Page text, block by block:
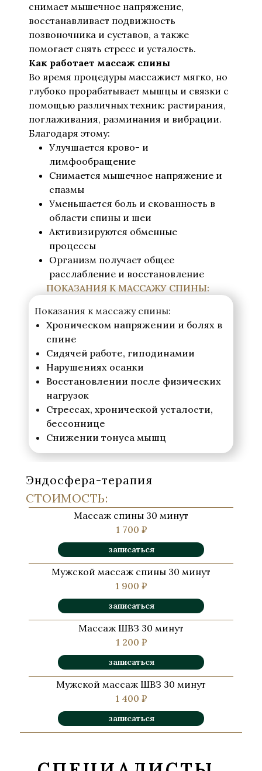
снимает мышечное напряжение,
восстанавливает подвижность
позвоночника и суставов, а также
помогает снять стресс и усталость.
Как работает массаж спины
Во время процедуры массажист мягко, но
глубоко прорабатывает мышцы и связки с
помощью различных техник: растирания,
поглаживания, разминания и вибрации.
Благодаря этому:
Улучшается крово- и
лимфообращение
Снимается мышечное напряжение и
спазмы
Уменьшается боль и скованность в
области спины и шеи
Активизируются обменные
процессы
Организм получает общее
расслабление и восстановление
ПОКАЗАНИЯ К МАССАЖУ СПИНЫ:
Показания к массажу спины:
Хроническом напряжении и болях в
спине
Сидячей работе, гиподинамии
Нарушениях осанки
Восстановлении после физических
нагрузок
Стрессах, хронической усталости,
бессоннице
Снижении тонуса мышц
Эндосфера-терапия
СТОИМОСТЬ:
Массаж спины 30 минут
1 700 ₽
записаться
Мужской массаж спины 30 минут
1 900 ₽
записаться
Массаж ШВЗ 30 минут
1 200 ₽
записаться
Мужской массаж ШВЗ 30 минут
1 400 ₽
записаться